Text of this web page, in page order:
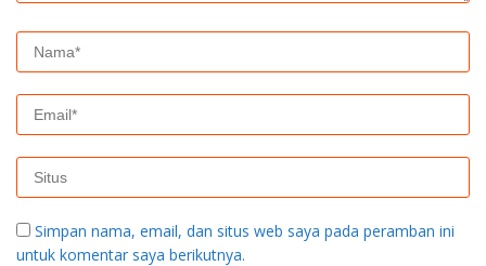
Simpan nama, email, dan situs web saya pada peramban ini
untuk komentar saya berikutnya.